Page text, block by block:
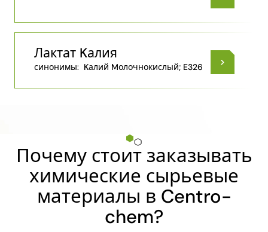
Лактат Kалия
синонимы: Kалий Mолочнокислый; E326
Почему стоит заказывать
химические сырьевые
материалы в Centro-
chem?